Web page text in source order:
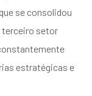
se consolidou
terceiro setor
estratégicas e